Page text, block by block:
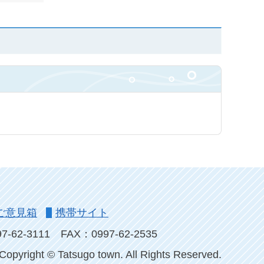
意見箱
携帯サイト
62-3111
FAX：0997-62-2535
© Tatsugo town. All Rights Reserved.